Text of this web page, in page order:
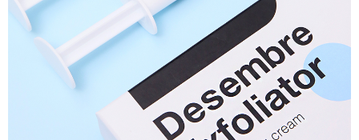
이코 라이프 하